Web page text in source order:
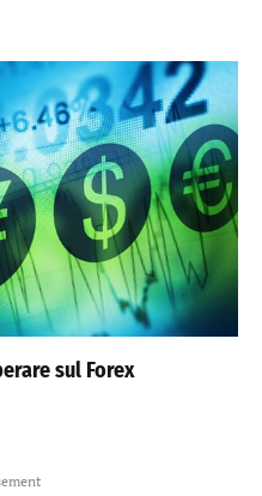
sul Forex